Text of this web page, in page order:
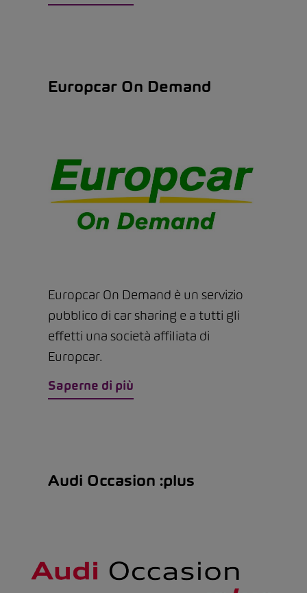
Europcar On Demand
Europcar On Demand è un servizio
pubblico di car sharing e a tutti gli
effetti una società affiliata di
Europcar.
Saperne di più
Audi Occasion :plus